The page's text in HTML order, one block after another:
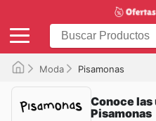
Moda Pisamonas
Conoce
Pisamonas